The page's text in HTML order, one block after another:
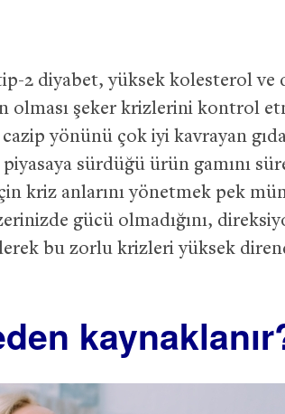
2 diyabet, yüksek kolesterol ve
olması şeker krizlerini kontrol
yönünü çok iyi kavrayan
sürdüğü ürün gamını
kriz anlarını yönetmek pek
gücü olmadığını,
bu zorlu krizleri yüksek